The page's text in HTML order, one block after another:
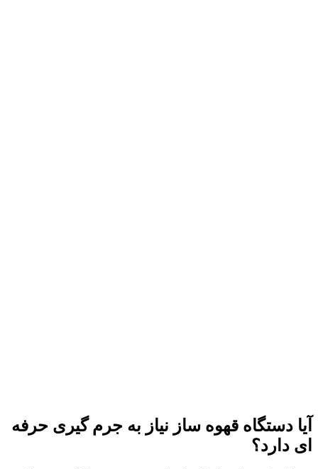
آیا دستگاه قهوه ساز نیاز به جرم گیری حرفه
ای دارد؟